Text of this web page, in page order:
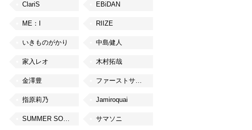
ClariS EBiDAN
ME：I RIIZE
いきものがかり 中島健人
家入レオ 木村拓哉
金澤豊 ファーストサマーウイカ
指原莉乃 Jamiroquai
SUMMER SONIC サマソニ